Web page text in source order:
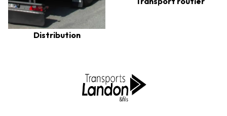
Distribution